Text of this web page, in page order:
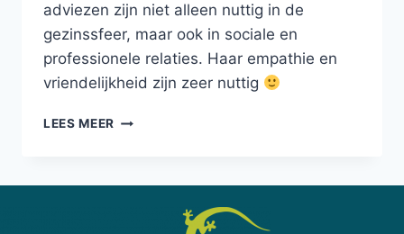
adviezen zijn niet alleen nuttig in de
gezinssfeer, maar ook in sociale en
professionele relaties. Haar empathie en
vriendelijkheid zijn zeer nuttig
LEES MEER